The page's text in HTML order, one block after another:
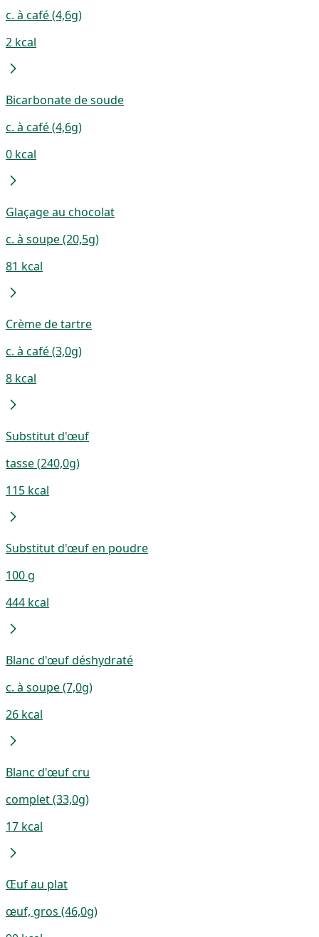
c. à café (4,6g)
2 kcal
Bicarbonate de soude
c. à café (4,6g)
0 kcal
Glaçage au chocolat
c. à soupe (20,5g)
81 kcal
Crème de tartre
c. à café (3,0g)
8 kcal
Substitut d'œuf
tasse (240,0g)
115 kcal
Substitut d'œuf en poudre
100 g
444 kcal
Blanc d'œuf déshydraté
c. à soupe (7,0g)
26 kcal
Blanc d'œuf cru
complet (33,0g)
17 kcal
Œuf au plat
œuf, gros (46,0g)